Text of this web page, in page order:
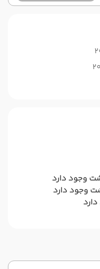
وجود دارد
وجود دارد